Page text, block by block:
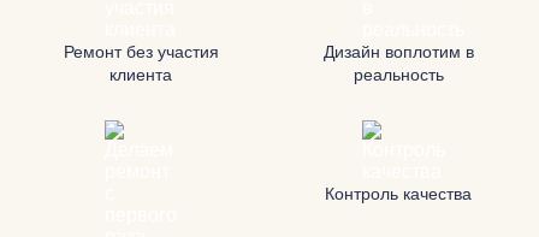
Ремонт без участия
клиента
Дизайн воплотим в
реальность
Контроль качества